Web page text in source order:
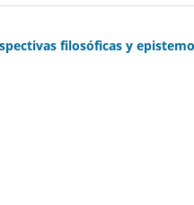
filosóficas y